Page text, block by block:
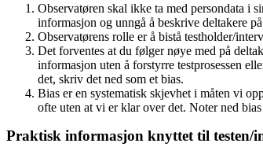
Observatøren skal ikke ta med persondata i
informasjon og unngå å beskrive deltakere
Observatørens rolle er å bistå testholder/
Det forventes at du følger nøye med på
informasjon uten å forstyrre testprosessen
det, skriv det ned som et bias.
Bias er en systematisk skjevhet i måten vi
ofte uten at vi er klar over det. Noter ned
Praktisk informasjon knyttet til testen/